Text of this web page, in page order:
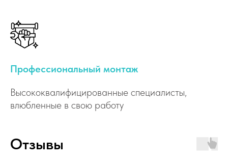
Профессиональный монтаж
Высококвалифицированные специалисты,
влюбленные в свою работу
Отзывы